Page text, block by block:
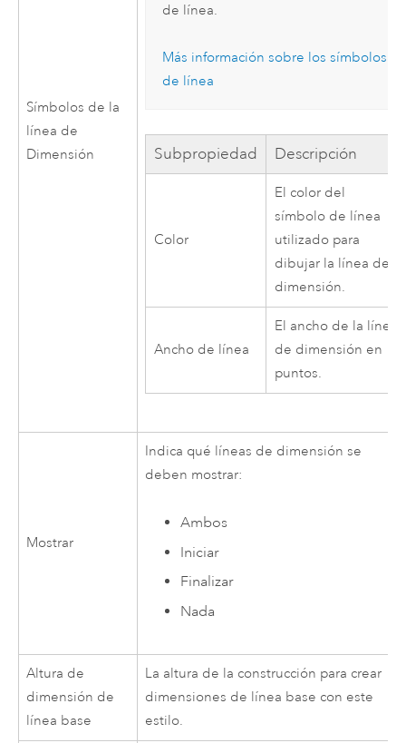
Símbolos de la
línea de
Dimensión
de línea.
Más información sobre los símbolos
de línea
Subpropiedad Descripción
Color
El color del
símbolo de línea
utilizado para
dibujar la línea de
dimensión.
Ancho de línea
El ancho de la línea
de dimensión en
puntos.
Mostrar
Indica qué líneas de dimensión se
deben mostrar:
Ambos
Iniciar
Finalizar
Nada
Altura de
dimensión de
línea base
La altura de la construcción para crear
dimensiones de línea base con este
estilo.